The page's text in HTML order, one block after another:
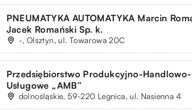
PNEUMATYKA AUTOMATYKA Marcin
Jacek Romański Sp. k.
-, Olsztyn, ul. Towarowa 20C
Przedsiębiorstwo Produkcyjno-Handlowo-
Usługowe „AMB”
dolnośląskie, 59-220 Legnica, ul. Nasienna 4